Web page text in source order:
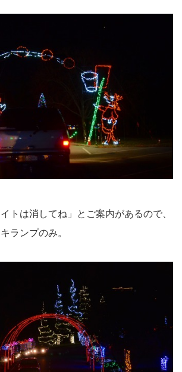
トは消してね」とご案内があるので、
ランプのみ。